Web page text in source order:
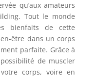
qu’aux amateurs
Tout le monde
bienfaits de cette
être dans un corps
parfaite. Grâce à
de muscler
corps, voire en